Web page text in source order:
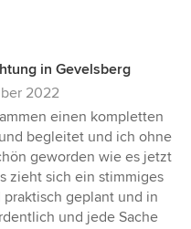
in Gevelsberg
2022
einen kompletten
begleitet und ich ohne
geworden wie es jetzt
zieht sich ein stimmiges
geplant und in
und jede Sache